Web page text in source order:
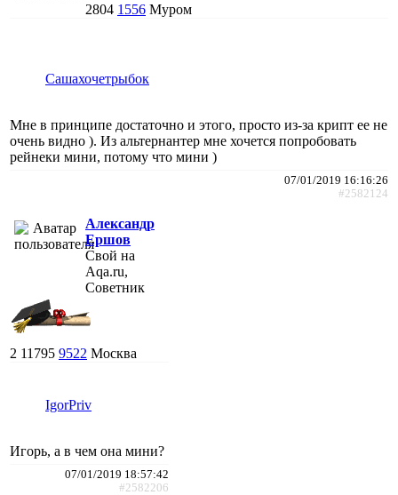
2804 1556 Муром
Сашахочетрыбок
Мне в принципе достаточно и этого, просто из-за крипт ее не
очень видно ). Из альтернантер мне хочется попробовать
рейнеки мини, потому что мини )
07/01/2019 16:16:26
#2582124
Александр
Ершов
Свой на
Aqa.ru,
Советник
2 11795 9522 Москва
IgorPriv
Игорь, а в чем она мини?
07/01/2019 18:57:42
#2582206